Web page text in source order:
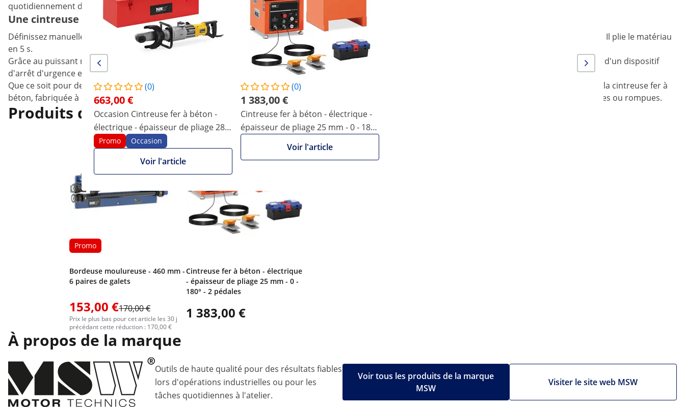
(0)
663,00 €
Occasion Cintreuse fer à béton -
électrique - épaisseur de pliage 28
mm - 0 - 90°
Promo Occasion
Voir l'article
(0)
1 383,00 €
Cintreuse fer à béton - électrique -
épaisseur de pliage 25 mm - 0 - 180°
Voir l'article
quotidiennement des pièces d’ouvrage sur mesure avec d’importantes courbures dans un atelier, un garage ou sur un site de production.
Une cintreuse fer à béton de MSW avec cran d'arrêt d'urgence
Définissez manuellement l'angle de cintrage souhaité entre 0 - 180 °. La cintreuse peut traiter l'acier dans une plage de 6 - 25 mm avec précision et rapidité. Il plie le matériau
en 5 s.
Grâce au puissant moteur 1600 - 2000 W, vous pouvez travailler rapidement et efficacement avec cette robuste Cintreuse fer à béton. L'appareil est équipé d'un dispositif
d'arrêt d'urgence et contribue ainsi à la sécurité au travail.
Que ce soit pour des installations en usine, installation de chauffages ou en tant que bricoleur : pliez en un tour de main l'acier dont vous avez besoin avec la cintreuse fer à
béton, fabriquée à partir de matériaux massifs. Cependant, l’outil compact exerce une pression si douce que les pièces ne risquent pas d’être endommagées ou rompues.
Produits qui pourraient aussi vous intéresser…
Promo
Bordeuse moulureuse - 460 mm -
6 paires de galets
153,00 €170,00 €
Prix le plus bas pour cet article les 30 j
précédant cette réduction : 170,00 €
Cintreuse fer à béton - électrique
- épaisseur de pliage 25 mm - 0 -
180° - 2 pédales
1 383,00 €
À propos de la marque
Outils de haute qualité pour des résultats fiables
lors d'opérations industrielles ou pour les
tâches quotidiennes à l'atelier.
Visiter le site web MSW
Voir tous les produits de la marque
MSW